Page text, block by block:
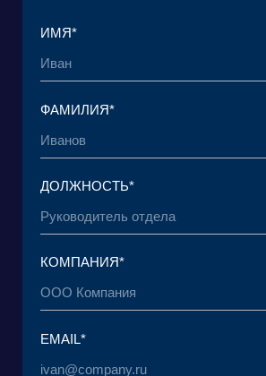
+7 965 154 34 80
Все права защищены.
соглашением
Я ознакомился сПолитикой в отношении
согласие на обработку своих персональных